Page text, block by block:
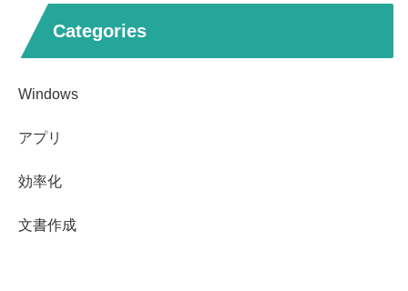
Categories
Windows
アプリ
効率化
文書作成